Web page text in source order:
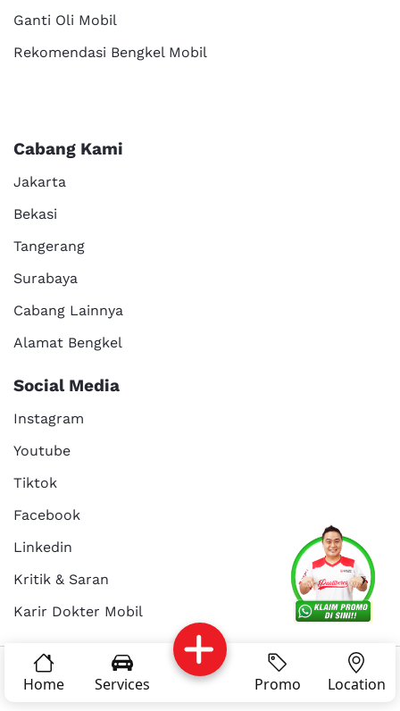
Services About Us
Kritik dan
Reservasi Career
Home Services Promo Location
Ganti Oli Mobil
Rekomendasi Bengkel Mobil
Cabang Kami
Jakarta
Bekasi
Tangerang
Surabaya
Cabang Lainnya
Alamat Bengkel
Social Media
Instagram
Youtube
Tiktok
Facebook
Linkedin
Kritik & Saran
Karir Dokter Mobil
© Copyright 2025 - Dokter Mobil Indonesia